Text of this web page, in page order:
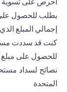
بطلب للحصول
إجمالي المبلغ
كنت قد سددت
للحصول على مبلغ
نصائح لسداد
المتحدة